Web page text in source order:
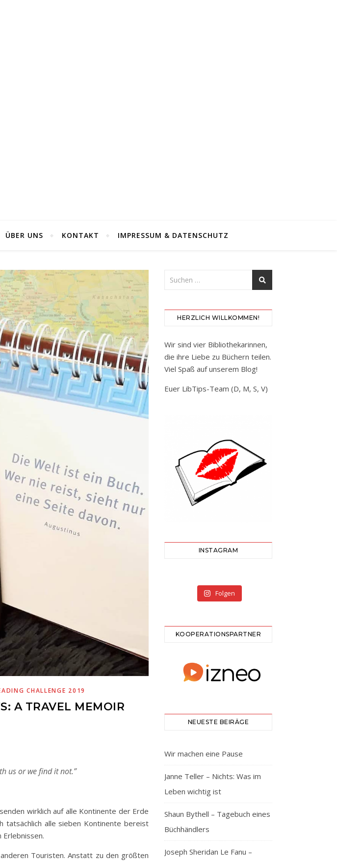
ÜBER UNS KONTAKT IMPRESSUM & DATENSCHUTZ
CHALLENGE 2019
A TRAVEL MEMOIR
us or we find it not.”
wirklich auf alle Kontinente der Erde
tatsächlich alle sieben Kontinente bereist
Erlebnissen.
Touristen. Anstatt zu den größten
HERZLICH WILLKOMMEN!
Wir sind vier Bibliothekarinnen,
die ihre Liebe zu Büchern teilen.
Viel Spaß auf unserem Blog!
Euer LibTips-Team (D, M, S, V)
INSTAGRAM
Folgen
KOOPERATIONSPARTNER
NEUESTE BEIRÄGE
Wir machen eine Pause
Janne Teller – Nichts: Was im
Leben wichtig ist
Shaun Bythell – Tagebuch eines
Büchhändlers
Joseph Sheridan Le Fanu –